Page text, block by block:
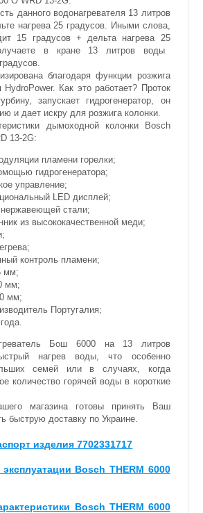
данного водонагревателя 13 литров
нагрева 25 градусов. Иными слова,
15 градусов + дельтанагрева25
в кране 13 литров воды
благодаря функции розжига
HydroPower. Как это работает? Проток
запускает гидрогенератор, он
и дает искру для розжига колонки.
дымоходной колонки Bosch
13-2G:
пламени горелки;
гидрогенератора;
управление;
LED дисплей;
нержавеющей стали;
из высококачественной меди;
контроль пламени;
мм;
мм;
мм;
Португалия;
Бош 6000 на 13 литров
нагрев воды, что особенно
семей или в случаях, когда
количество горячей воды в короткие
магазина готовы принять Ваш
быструю доставку по Украине.
изделия 7702331717
Bosch THERM 6000
Bosch THERM 6000